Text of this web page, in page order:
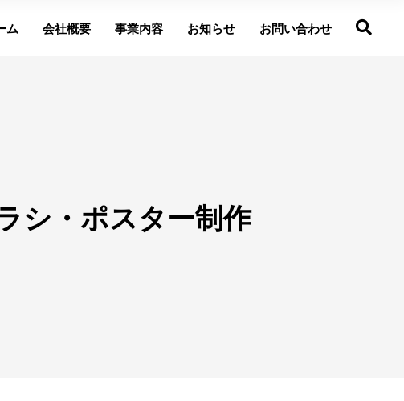
ム 会社概要 事業内容 お知らせ お問い合わせ
シ・ポスター制作